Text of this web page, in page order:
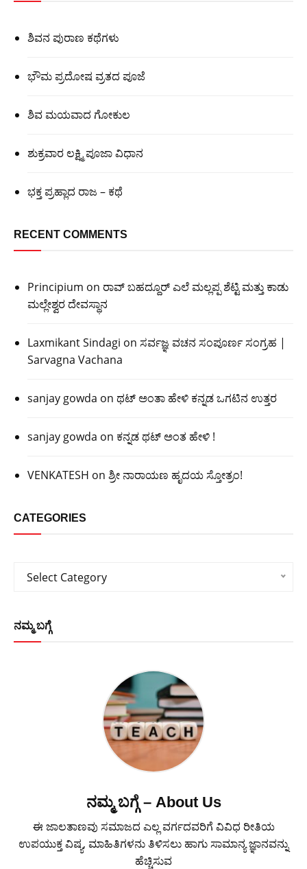
ಶಿವನ ಪುರಾಣ ಕಥೆಗಳು
ಭೌಮ ಪ್ರದೋಷ ವ್ರತದ ಪೂಜೆ
ಶಿವ ಮಯವಾದ ಗೋಕುಲ
ಶುಕ್ರವಾರ ಲಕ್ಷ್ಮಿ ಪೂಜಾ ವಿಧಾನ
ಭಕ್ತ ಪ್ರಹ್ಲಾದ ರಾಜ – ಕಥೆ
RECENT COMMENTS
Principium on ರಾವ್ ಬಹದ್ದೂರ್ ಎಲೆ ಮಲ್ಲಪ್ಪ ಶೆಟ್ಟಿ ಮತ್ತು ಕಾಡು
ಮಲ್ಲೇಶ್ವರ ದೇವಸ್ಥಾನ
Laxmikant Sindagi on ಸರ್ವಜ್ಞ ವಚನ ಸಂಪೂರ್ಣ ಸಂಗ್ರಹ |
Sarvagna Vachana
sanjay gowda on ಥಟ್ ಅಂತಾ ಹೇಳಿ ಕನ್ನಡ ಒಗಟಿನ ಉತ್ತರ
sanjay gowda on ಕನ್ನಡ ಥಟ್ ಅಂತ ಹೇಳಿ !
VENKATESH on ಶ್ರೀ ನಾರಾಯಣ ಹೃದಯ ಸ್ತೋತ್ರಂ!
CATEGORIES
Categories
Select Category
ನಮ್ಮ ಬಗ್ಗೆ
ನಮ್ಮ ಬಗ್ಗೆ – About Us
ಈ ಜಾಲತಾಣವು ಸಮಾಜದ ಎಲ್ಲ ವರ್ಗದವರಿಗೆ ವಿವಿಧ ರೀತಿಯ
ಉಪಯುಕ್ತ ವಿಷ್ಯ, ಮಾಹಿತಿಗಳನು ತಿಳಿಸಲು ಹಾಗು ಸಾಮಾನ್ಯ ಜ್ಞಾನವನ್ನು
ಹೆಚ್ಚಿಸುವ